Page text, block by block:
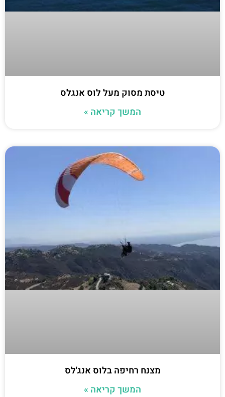
טיסת מסוק מעל לוס אנגלס
המשך קריאה »
מצנח רחיפה בלוס אנג'לס
המשך קריאה »